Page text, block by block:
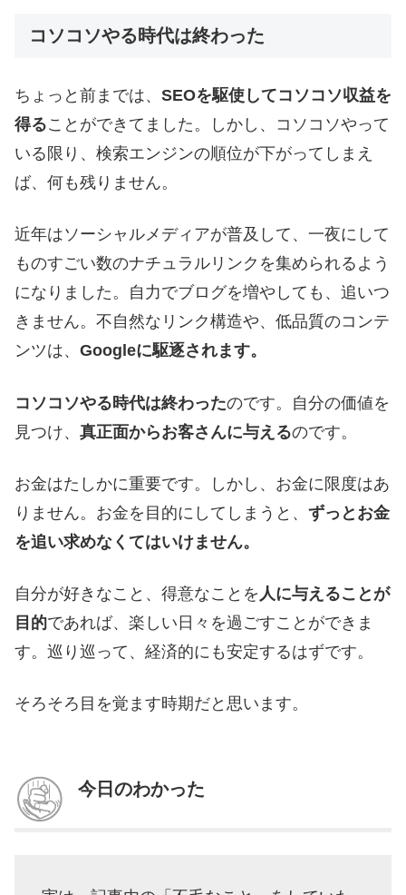
コソコソやる時代は終わった
ちょっと前までは、 SEOを駆使してコソコソ収益を
得ることができてました。しかし、コソコソやって
いる限り、検索エンジンの順位が下がってしまえ
ば、何も残りません。
近年はソーシャルメディアが普及して、一夜にして
ものすごい数のナチュラルリンクを集められるよう
になりました。自力でブログを増やしても、追いつ
きません。不自然なリンク構造や、低品質のコンテ
ンツは、 Googleに駆逐されます。
コソコソやる時代は終わったのです。自分の価値を
見つけ、 真正面からお客さんに与えるのです。
お金はたしかに重要です。しかし、お金に限度はあ
りません。お金を目的にしてしまうと、 ずっとお金
を追い求めなくてはいけません。
自分が好きなこと、得意なことを 人に与えることが
目的であれば、楽しい日々を過ごすことができま
す。巡り巡って、経済的にも安定するはずです。
そろそろ目を覚ます時期だと思います。
今日のわかった